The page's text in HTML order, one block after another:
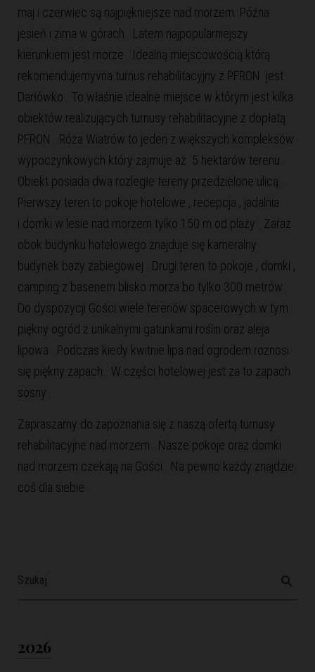
maj i czerwiec są najpiękniejsze nad morzem .Późna
jesień i zima w górach . Latem najpopularniejszy
kierunkiem jest morze . Idealną miejscowością którą
rekomendujemyvna turnus rehabilitacyjny z PFRON jest
Darłówko . To właśnie idealne miejsce w którym jest kilka
obiektów realizujących turnusy rehabilitacyjne z dopłatą
PFRON . Róża Wiatrów to jeden z większych kompleksów
wypoczynkowych który zajmuje aż 5 hektarów terenu .
Obiekt posiada dwa rozległe tereny przedzielone ulicą .
Pierwszy teren to pokoje hotelowe , recepcja , jadalnia
i domki w lesie nad morzem tylko 150 m od plaży . Zaraz
obok budynku hotelowego znajduje się kameralny
budynek bazy zabiegowej . Drugi teren to pokoje , domki ,
camping z basenem blisko morza bo tylko 300 metrów .
Do dyspozycji Gości wiele terenów spacerowych w tym
piękny ogród z unikalnymi gatunkami roślin oraz aleja
lipowa . Podczas kiedy kwitnie lipa nad ogrodem roznosi
się piękny zapach . W części hotelowej jest za to zapach
sosny .
Zapraszamy do zapoznania się z naszą ofertą turnusy
rehabilitacyjne nad morzem . Nasze pokoje oraz domki
nad morzem czekają na Gości . Na pewno każdy znajdzie
coś dla siebie .
2026